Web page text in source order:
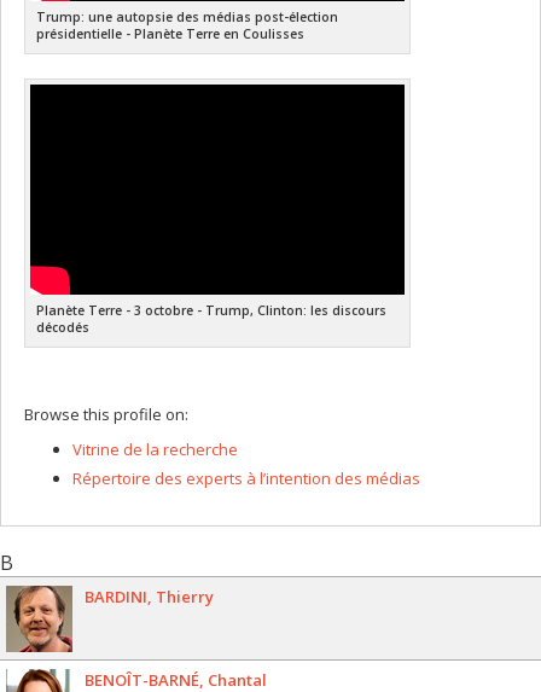
Trump: une autopsie des médias post-élection
présidentielle - Planète Terre en Coulisses
Planète Terre - 3 octobre - Trump, Clinton: les discours
décodés
Browse this profile on:
Vitrine de la recherche
Répertoire des experts à l’intention des médias
B
BARDINI Thierry
BENOÎT-BARNÉ Chantal